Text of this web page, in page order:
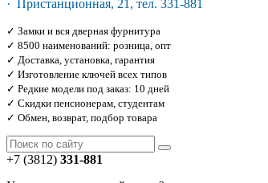
· Пристанционная, 21, тел. 331-881
✓ Замки и вся дверная фурнитура
✓ 8500 наименований: розница, опт
✓ Доставка, установка, гарантия
✓ Изготовление ключей всех типов
✓ Редкие модели под заказ: 10 дней
✓ Скидки пенсионерам, студентам
✓ Обмен, возврат, подбор товара
+7 (3812) 331-881